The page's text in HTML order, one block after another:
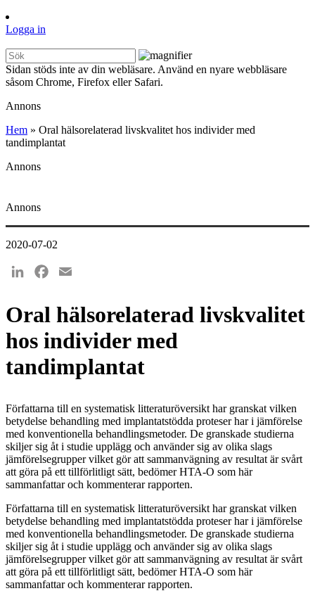
Logga in
Sidan stöds inte av din webläsare. Använd en nyare webbläsare
såsom Chrome, Firefox eller Safari.
Annons
Hem » Oral hälsorelaterad livskvalitet hos individer med
tandimplantat
Annons
Annons
2020-07-02
LinkedInFacebook
Oral hälsorelaterad livskvalitet
hos individer med
tandimplantat
Författarna till en systematisk litteraturöversikt har granskat vilken
betydelse behandling med implantatstödda proteser har i jämförelse
med konventionella behandlingsmetoder. De granskade studierna
skiljer sig åt i studie upplägg och använder sig av olika slags
jämförelsegrupper vilket gör att sammanvägning av resultat är svårt
att göra på ett tillförlitligt sätt, bedömer HTA-O som här
sammanfattar och kommenterar rapporten.
Författarna till en systematisk litteraturöversikt har granskat vilken
betydelse behandling med implantatstödda proteser har i jämförelse
med konventionella behandlingsmetoder. De granskade studierna
skiljer sig åt i studie upplägg och använder sig av olika slags
jämförelsegrupper vilket gör att sammanvägning av resultat är svårt
att göra på ett tillförlitligt sätt, bedömer HTA-O som här
sammanfattar och kommenterar rapporten.